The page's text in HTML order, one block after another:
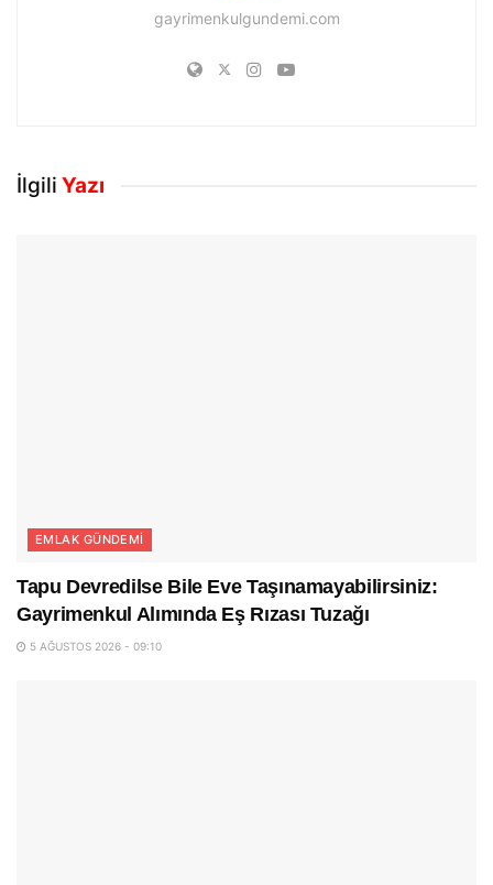
gayrimenkulgundemi.com
İlgili Yazı
EMLAK GÜNDEMI
Tapu Devredilse Bile Eve Taşınamayabilirsiniz:
Gayrimenkul Alımında Eş Rızası Tuzağı
5 AĞUSTOS 2026 - 09:10